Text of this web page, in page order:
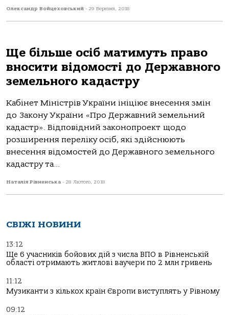
Олександр Войцеховський - 29 Березня, 2018
Ще більше осіб матимуть право
вносити відомості до Державного
земельного кадастру
Кабінет Міністрів України ініціює внесення змін
до Закону України «Про Державний земельний
кадастр». Відповідний законопроект щодо
розширення переліку осіб, які здійснюють
внесення відомостей до Державного земельного
кадастру та...
Наталія Рівненська - 28 Лютого, 2018
СВІЖІ НОВИНИ
13:12
Ще 6 учасників бойових дій з числа ВПО в Рівненській
області отримають житлові ваучери по 2 млн гривень
11:12
Музиканти з кількох країн Європи виступлять у Рівному
09:12